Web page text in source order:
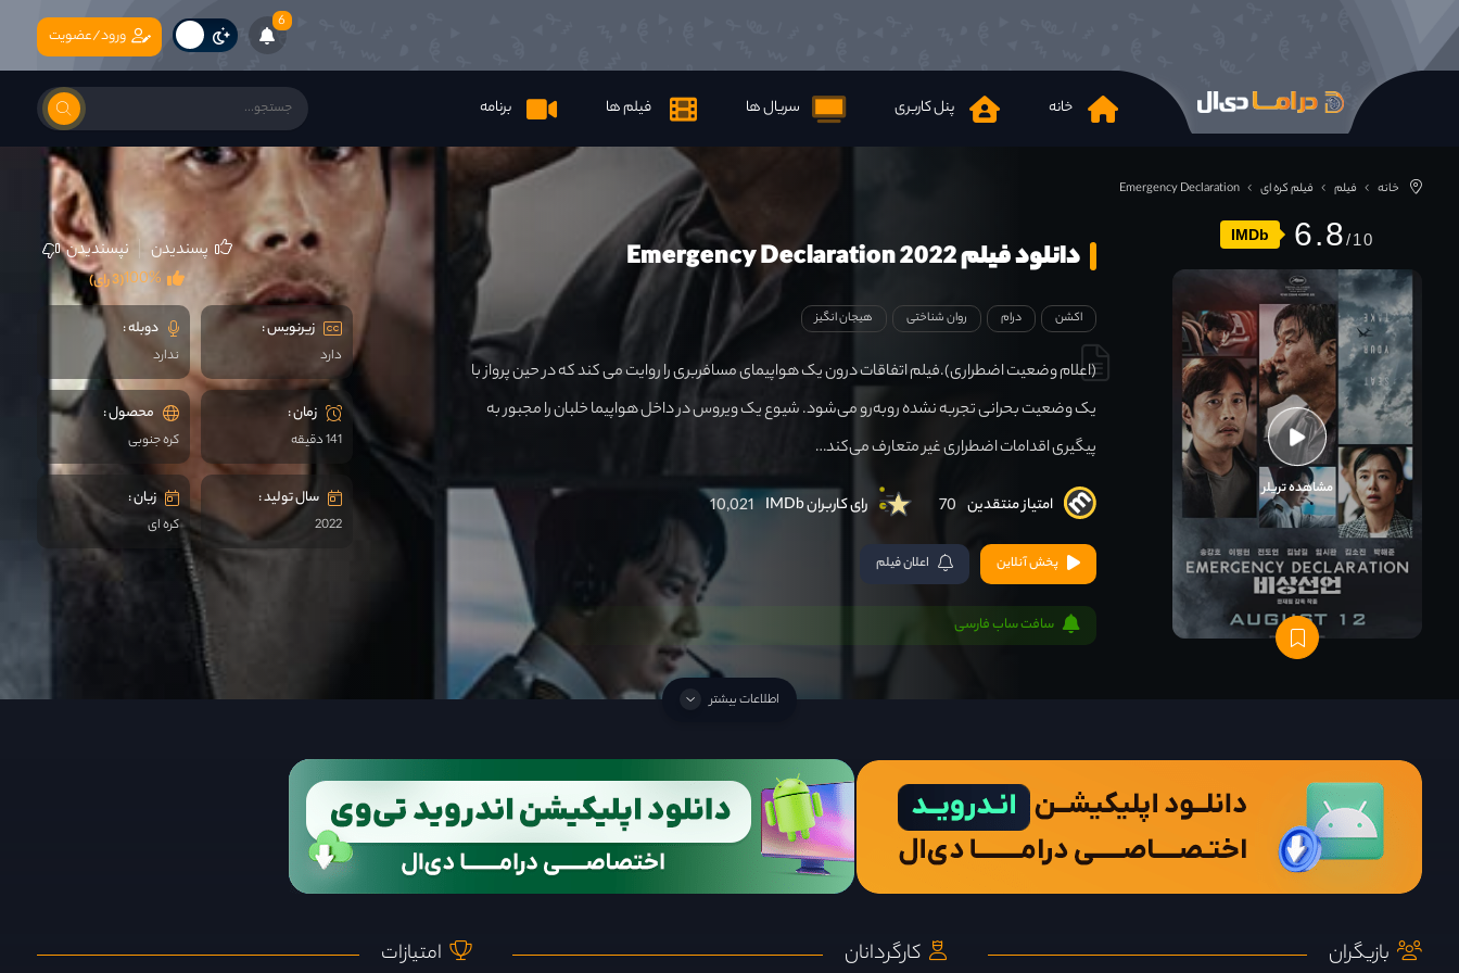
6
خانه پنل کاربری سریال ها فیلم ها برنامه
ورود/عضویت
خانه فیلم فیلم کره ای Emergency Declaration
IMDb 6.8
مشاهده تریلر
دانلود فیلم Emergency Declaration 2022 پسندیدن نپسندیدن
(3 رای)100%
اکشن درام روان شناختی هیجان انگیز
(اعلام وضعیت اضطراری).فیلم اتفاقات درون یک هواپیمای مسافربری را روایت می کند که در حین پرواز با
یک وضعیت بحرانی تجربه نشده روبه‌رو می‌شود. شیوع یک ویروس در داخل هواپیما خلبان را مجبور به
پیگیری اقدامات اضطراری غیر متعارف می‌کند…
امتیاز منتقدین 70 رای کاربران IMDb 10,021
پخش آنلاین اعلان فیلم
سافت ساب فارسی
زیرنویس :
دارد
دوبله :
ندارد
زمان :
141 دقیقه
محصول :
کره جنوبی
سال تولید :
2022
زبان :
کره ای
اطلاعات بیشتر
بازیگران کارگردانان امتیازات